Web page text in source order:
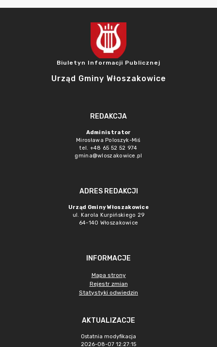
Biuletyn Informacji Publicznej
Urząd Gminy Włoszakowice
REDAKCJA
Administrator
Mirosława Poloszyk-Miś
tel. +48 65 52 52 974
gmina@wloszakowice.pl
ADRES REDAKCJI
Urząd Gminy Włoszakowice
ul. Karola Kurpińskiego 29
64-140 Włoszakowice
INFORMACJE
Mapa strony
Rejestr zmian
Statystyki odwiedzin
AKTUALIZACJE
Ostatnia modyfikacja
2026-08-07 12:27:15